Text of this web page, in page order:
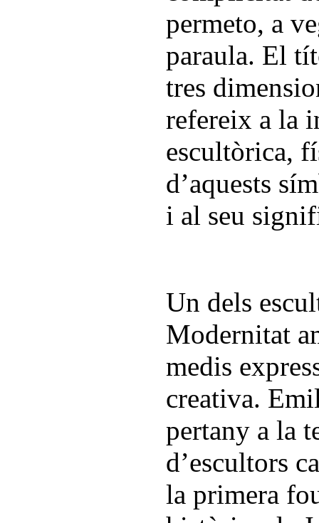
permeto, a
paraula. El
tres
refereix a la
escultòrica,
d’aquests
i al seu
Un dels
Modernitat
medis
creativa.
pertany a la
d’escultors
la primera